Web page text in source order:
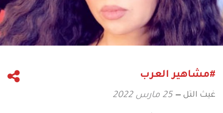
#مشاهير العرب
غيث التل 25 مارس 2022